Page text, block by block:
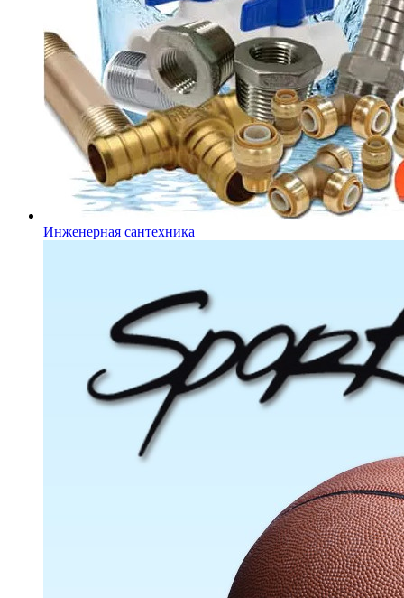
Инженерная сантехника